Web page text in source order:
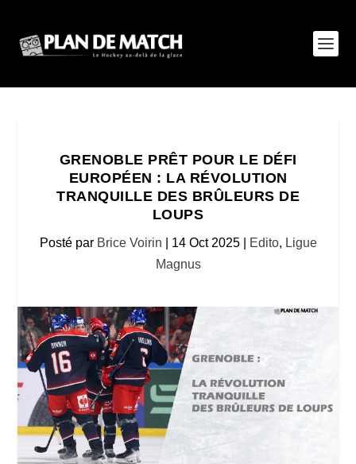
GRENOBLE PRÊT POUR LE DÉFI
EUROPÉEN : LA RÉVOLUTION
TRANQUILLE DES BRÛLEURS DE
LOUPS
Posté par Brice Voirin 14 Oct 2025| Edito, Ligue
Magnus